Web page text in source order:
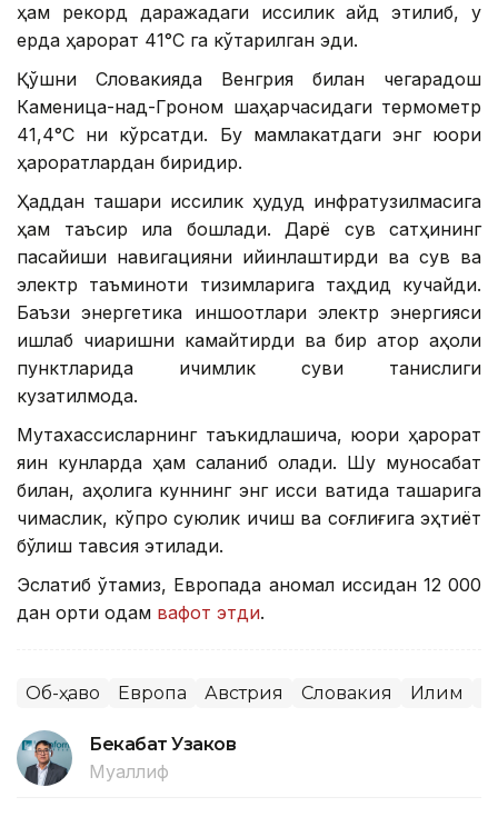
ҳам рекорд даражадаги иссиқлик қайд этилиб, у
ерда ҳарорат 41°С га кўтарилган эди.
Қўшни Словакияда Венгрия билан чегарадош
Каменица-над-Гроном шаҳарчасидаги термометр
41,4°С ни кўрсатди. Бу мамлакатдаги энг юқори
ҳароратлардан биридир.
Ҳаддан ташқари иссиқлик ҳудуд инфратузилмасига
ҳам таъсир қила бошлади. Дарё сув сатҳининг
пасайиши навигацияни қийинлаштирди ва сув ва
электр таъминоти тизимларига таҳдид кучайди.
Баъзи энергетика иншоотлари электр энергияси
ишлаб чиқаришни камайтирди ва бир қатор аҳоли
пунктларида ичимлик суви танқислиги
кузатилмоқда.
Мутахассисларнинг таъкидлашича, юқори ҳарорат
яқин кунларда ҳам сақланиб қолади. Шу муносабат
билан, аҳолига куннинг энг иссиқ вақтида ташқарига
чиқмаслик, кўпроқ суюқлик ичиш ва соғлиғига эҳтиёт
бўлиш тавсия этилади.
Эслатиб ўтамиз, Европада аномал иссиқдан 12 000
дан ортиқ одам вафот этди.
Об-ҳаво Европа Австрия Словакия Иқлим
Бекабат Узаков
Муаллиф